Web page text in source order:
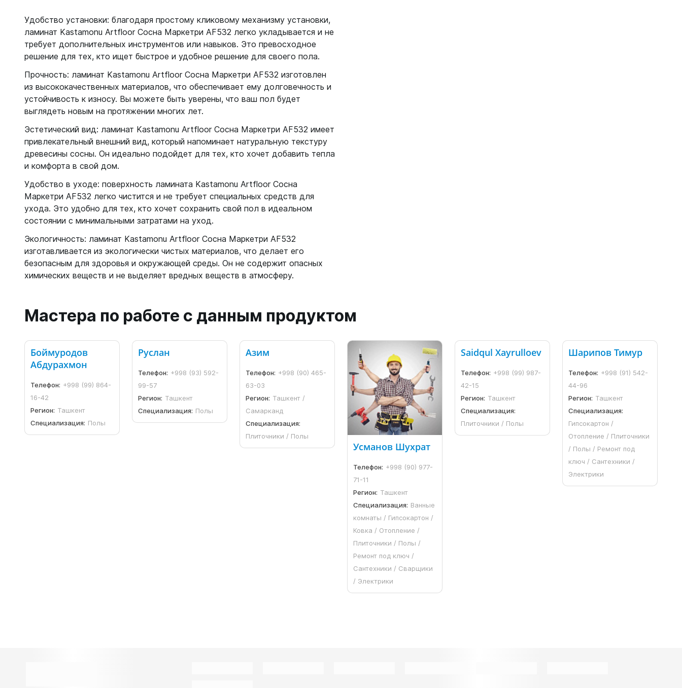
Удобство установки: благодаря простому кликовому механизму установки,
ламинат Kastamonu Artfloor Сосна Маркетри AF532 легко укладывается и не
требует дополнительных инструментов или навыков. Это превосходное
решение для тех, кто ищет быстрое и удобное решение для своего пола.
Прочность: ламинат Kastamonu Artfloor Сосна Маркетри AF532 изготовлен
из высококачественных материалов, что обеспечивает ему долговечность и
устойчивость к износу. Вы можете быть уверены, что ваш пол будет
выглядеть новым на протяжении многих лет.
Эстетический вид: ламинат Kastamonu Artfloor Сосна Маркетри AF532 имеет
привлекательный внешний вид, который напоминает натуральную текстуру
древесины сосны. Он идеально подойдет для тех, кто хочет добавить тепла
и комфорта в свой дом.
Удобство в уходе: поверхность ламината Kastamonu Artfloor Сосна
Маркетри AF532 легко чистится и не требует специальных средств для
ухода. Это удобно для тех, кто хочет сохранить свой пол в идеальном
состоянии с минимальными затратами на уход.
Экологичность: ламинат Kastamonu Artfloor Сосна Маркетри AF532
изготавливается из экологически чистых материалов, что делает его
безопасным для здоровья и окружающей среды. Он не содержит опасных
химических веществ и не выделяет вредных веществ в атмосферу.
Мастера по работе с данным продуктом
Боймуродов
Абдурахмон
Телефон: +998 (99) 864-
16-42
Регион: Ташкент
Специализация: Полы
Руслан
Телефон: +998 (93) 592-
99-57
Регион: Ташкент
Специализация: Полы
Азим
Телефон: +998 (90) 465-
63-03
Регион: Ташкент /
Самарканд
Специализация:
Плиточники / Полы
Усманов Шухрат
Телефон: +998 (90) 977-
71-11
Регион: Ташкент
Специализация: Ванные
комнаты / Гипсокартон /
Ковка / Отопление /
Плиточники / Полы /
Ремонт под ключ /
Сантехники / Сварщики
/ Электрики
Saidqul Xayrulloev
Телефон: +998 (99) 987-
42-15
Регион: Ташкент
Специализация:
Плиточники / Полы
Шарипов Тимур
Телефон: +998 (91) 542-
44-96
Регион: Ташкент
Специализация:
Гипсокартон /
Отопление / Плиточники
/ Полы / Ремонт под
ключ / Сантехники /
Электрики